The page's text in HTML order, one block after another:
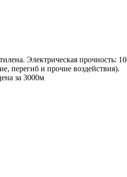
Электрическая прочность:
перегиб и прочие воздействия).
за 3000м